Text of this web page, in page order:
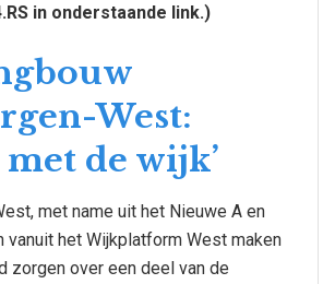
in onderstaande link.)
West:
met de wijk’
met name uit het Nieuwe A en
vanuit het Wijkplatform West maken
zorgen over een deel van de